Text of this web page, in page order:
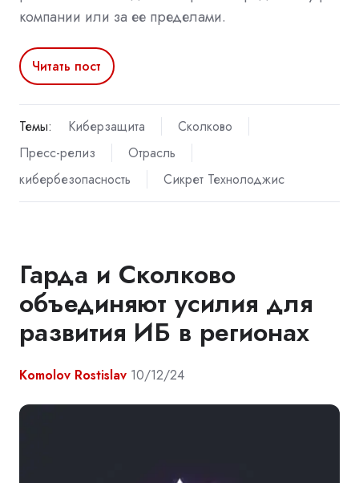
компании или за ее пределами.
Читать пост
Темы: Киберзащита
Сколково
Пресс-релиз
Отрасль
кибербезопасность
Сикрет Технолоджис
Гарда и Сколково
объединяют усилия для
развития ИБ в регионах
Komolov Rostislav 10/12/24